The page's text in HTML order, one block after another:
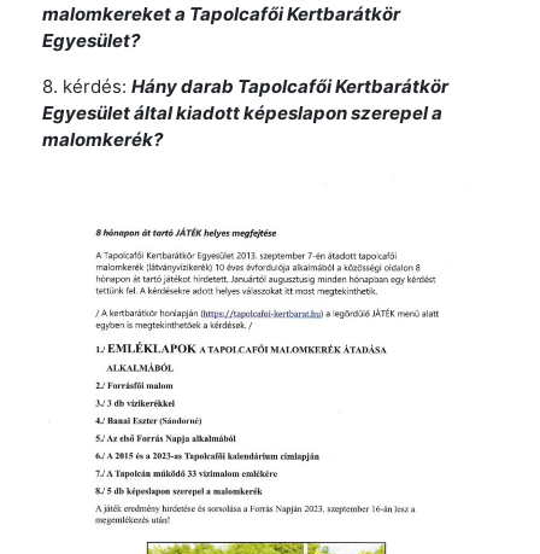
malomkereket a Tapolcafői Kertbarátkör
Egyesület?
8. kérdés: Hány darab Tapolcafői Kertbarátkör
Egyesület által kiadott képeslapon szerepel a
malomkerék?